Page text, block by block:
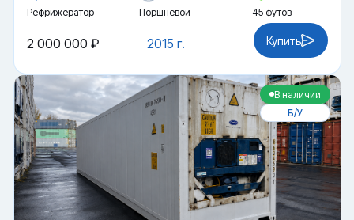
Рефрижератор Поршневой 45 футов
2015 г.
2 000 000 ₽ Купить
В наличии
Б/У